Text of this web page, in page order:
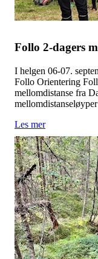
Follo 2-dagers
I helgen 06-07.
Follo Orientering
mellomdistanse fra
Les mer